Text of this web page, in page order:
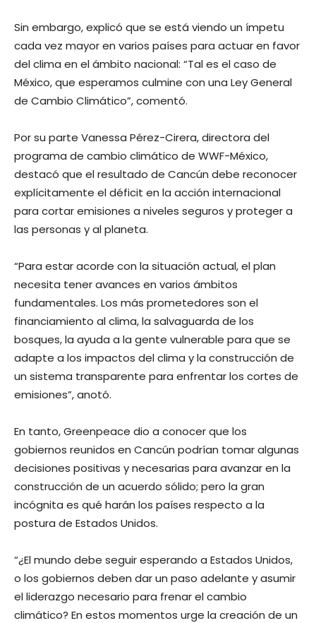
Sin embargo, explicó que se está viendo un ímpetu
cada vez mayor en varios países para actuar en favor
del clima en el ámbito nacional: “Tal es el caso de
México, que esperamos culmine con una Ley General
de Cambio Climático”, comentó.
Por su parte Vanessa Pérez-Cirera, directora del
programa de cambio climático de WWF-México,
destacó que el resultado de Cancún debe reconocer
explícitamente el déficit en la acción internacional
para cortar emisiones a niveles seguros y proteger a
las personas y al planeta.
“Para estar acorde con la situación actual, el plan
necesita tener avances en varios ámbitos
fundamentales. Los más prometedores son el
financiamiento al clima, la salvaguarda de los
bosques, la ayuda a la gente vulnerable para que se
adapte a los impactos del clima y la construcción de
un sistema transparente para enfrentar los cortes de
emisiones”, anotó.
En tanto, Greenpeace dio a conocer que los
gobiernos reunidos en Cancún podrían tomar algunas
decisiones positivas y necesarias para avanzar en la
construcción de un acuerdo sólido; pero la gran
incógnita es qué harán los países respecto a la
postura de Estados Unidos.
“¿El mundo debe seguir esperando a Estados Unidos,
o los gobiernos deben dar un paso adelante y asumir
el liderazgo necesario para frenar el cambio
climático? En estos momentos urge la creación de un